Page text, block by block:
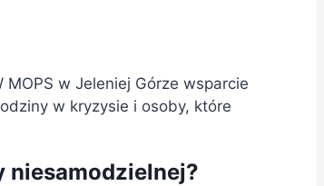
w Jeleniej Górze wsparcie
w kryzysie i osoby, które
niesamodzielnej?